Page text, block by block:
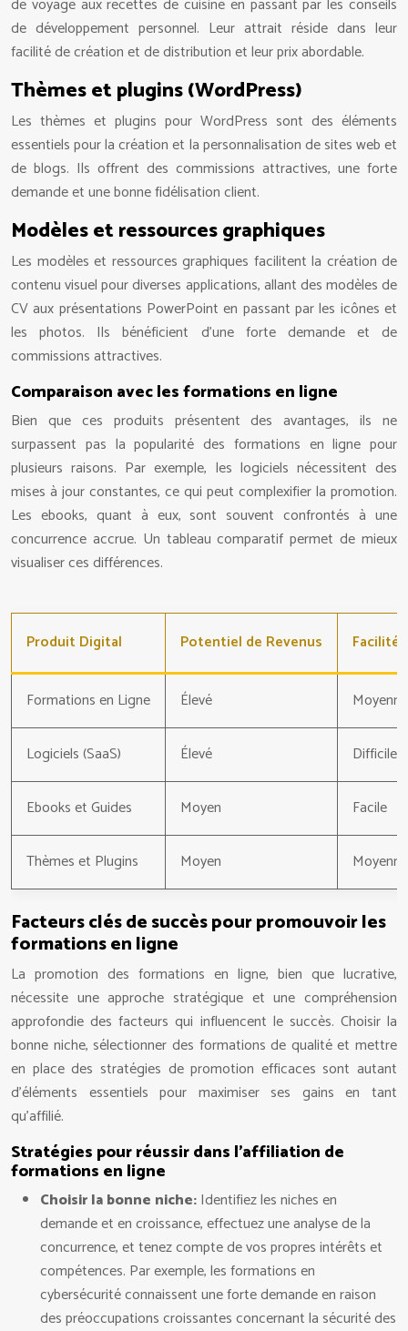
de développement personnel. Leur attrait réside dans leur
facilité de création et de distribution et leur prix abordable.
Thèmes et plugins (WordPress)
Les thèmes et plugins pour WordPress sont des éléments
essentiels pour la création et la personnalisation de sites web et
de blogs. Ils offrent des commissions attractives, une forte
demande et une bonne fidélisation client.
Modèles et ressources graphiques
Les modèles et ressources graphiques facilitent la création de
contenu visuel pour diverses applications, allant des modèles de
CV aux présentations PowerPoint en passant par les icônes et
les photos. Ils bénéficient d’une forte demande et de
commissions attractives.
Comparaison avec les formations en ligne
Bien que ces produits présentent des avantages, ils ne
surpassent pas la popularité des formations en ligne pour
plusieurs raisons. Par exemple, les logiciels nécessitent des
mises à jour constantes, ce qui peut complexifier la promotion.
Les ebooks, quant à eux, sont souvent confrontés à une
concurrence accrue. Un tableau comparatif permet de mieux
visualiser ces différences.
Produit Digital Potentiel de Revenus Facilité
Formations en Ligne Élevé Moyenne
Logiciels (SaaS) Élevé Difficile
Ebooks et Guides Moyen Facile
Thèmes et Plugins Moyen Moyenne
Facteurs clés de succès pour promouvoir les
formations en ligne
La promotion des formations en ligne, bien que lucrative,
nécessite une approche stratégique et une compréhension
approfondie des facteurs qui influencent le succès. Choisir la
bonne niche, sélectionner des formations de qualité et mettre
en place des stratégies de promotion efficaces sont autant
d’éléments essentiels pour maximiser ses gains en tant
qu’affilié.
Stratégies pour réussir dans l’affiliation de
formations en ligne
Choisir la bonne niche:Identifiez les niches en
demande et en croissance, effectuez une analyse de la
concurrence, et tenez compte de vos propres intérêts et
compétences. Par exemple, les formations en
cybersécurité connaissent une forte demande en raison
des préoccupations croissantes concernant la sécurité des